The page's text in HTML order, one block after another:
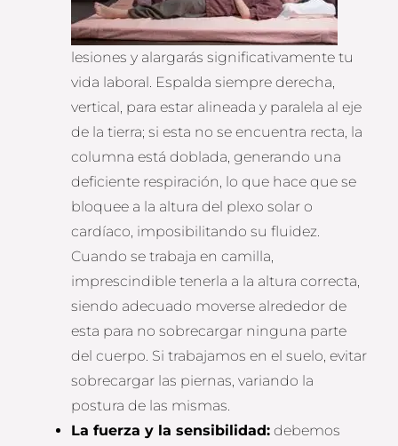
lesiones y alargarás significativamente tu
vida laboral. Espalda siempre derecha,
vertical, para estar alineada y paralela al eje
de la tierra; si esta no se encuentra recta, la
columna está doblada, generando una
deficiente respiración, lo que hace que se
bloquee a la altura del plexo solar o
cardíaco, imposibilitando su fluidez.
Cuando se trabaja en camilla,
imprescindible tenerla a la altura correcta,
siendo adecuado moverse alrededor de
esta para no sobrecargar ninguna parte
del cuerpo. Si trabajamos en el suelo, evitar
sobrecargar las piernas, variando la
postura de las mismas.
La fuerza y la sensibilidad: debemos